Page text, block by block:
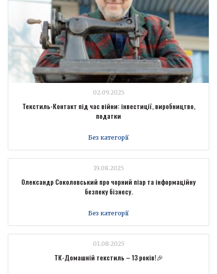
02.09.2025
Текстиль-Контакт під час війни: інвестиції, виробництво,
податки
Без категорії
19.08.2025
Олександр Соколовський про чорний піар та інформаційну
безпеку бізнесу.
Без категорії
01.08.2025
ТК-Домашній текстиль – 13 років!🎉